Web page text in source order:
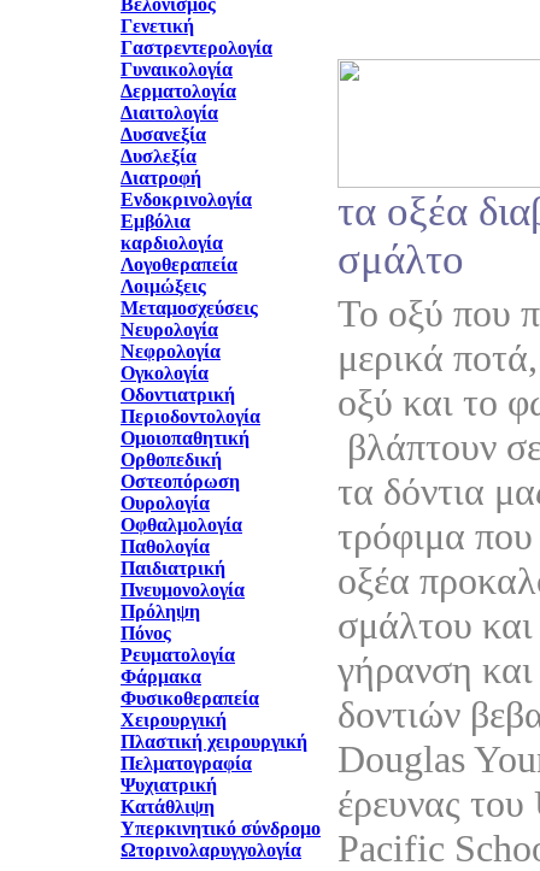
Βελονισμός
Γενετική
Γαστρεντερολογία
Γυναικολογία
Δερματολογία
Διαιτολογία
Δυσανεξία
Δυσλεξία
Διατροφή
Ενδοκρινολογία
Εμβόλια
καρδιολογία
Λογοθεραπεία
Λοιμώξεις
Μεταμοσχεύσεις
Νευρολογία
Νεφρολογία
Ογκολογία
Οδοντιατρική
Περιοδοντολογία
Ομοιοπαθητική
Ορθοπεδική
Οστεοπόρωση
Ουρολογία
Οφθαλμολογία
Παθολογία
Παιδιατρική
Πνευμονολογία
Πρόληψη
Πόνος
Ρευματολογία
Φάρμακα
Φυσικοθεραπεία
Χειρουργική
Πλαστική χειρουργική
Πελματογραφία
Ψυχιατρική
Κατάθλιψη
Υπερκινητικό σύνδρομο
Ωτορινολαρυγγολογία
τα οξέα
σμάλτο
Το οξύ που
μερικά
οξύ και το
βλάπτουν
τα δόντια
τρόφιμα που
οξέα
σμάλτου
γήρανση
δοντιών
Douglas
έρευνας
Pacific